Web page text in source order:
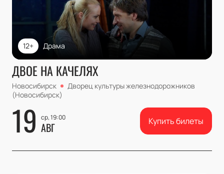
Драма
12+
ДВОЕ НА КАЧЕЛЯХ
Новосибирск
Дворец культуры железнодорожников
(Новосибирск)
19 ср, 19:00
АВГ Купить билеты